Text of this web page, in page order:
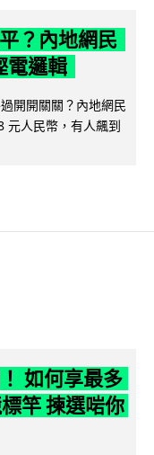
？內地網民
電邏輯
開開關關？內地網民
元人民幣，有人飆到
如何享最多
竿 揀選啱你